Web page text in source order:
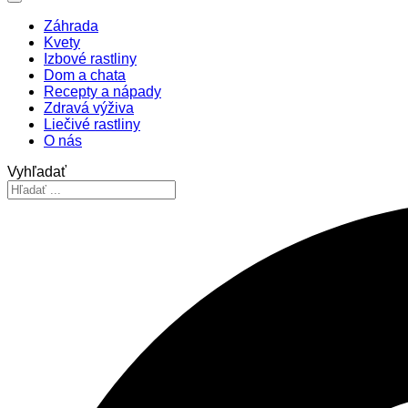
Záhrada
Kvety
Izbové rastliny
Dom a chata
Recepty a nápady
Zdravá výživa
Liečivé rastliny
O nás
Vyhľadať